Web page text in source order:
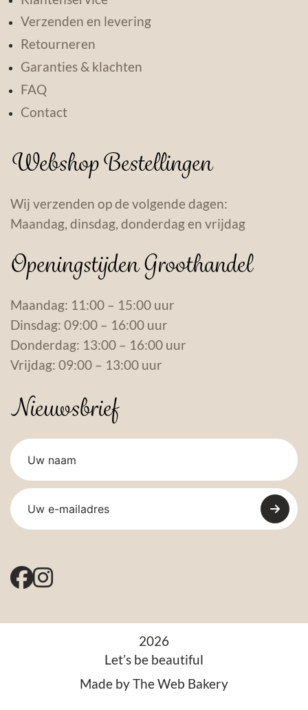
Verzenden en levering
Retourneren
Garanties & klachten
FAQ
Contact
Webshop Bestellingen
Wij verzenden op de volgende dagen:
Maandag, dinsdag, donderdag en vrijdag
Openingstijden Groothandel
Maandag: 11:00 – 15:00 uur
Dinsdag: 09:00 – 16:00 uur
Donderdag: 13:00 – 16:00 uur
Vrijdag: 09:00 – 13:00 uur
Nieuwsbrief
2026
Let’s be beautiful
Made byThe Web Bakery